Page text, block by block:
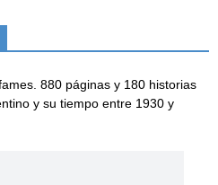
880 páginas y 180 historias
y su tiempo entre 1930 y